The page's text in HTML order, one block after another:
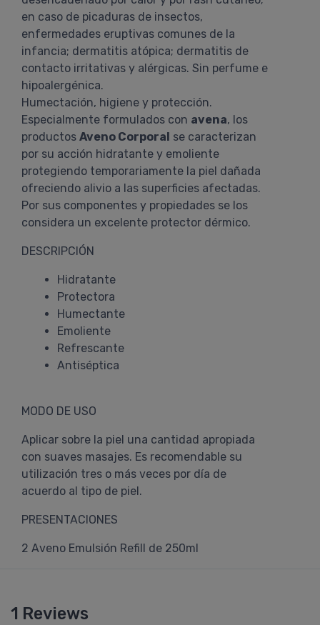
en caso de picaduras de insectos,
enfermedades eruptivas comunes de la
infancia; dermatitis atópica; dermatitis de
contacto irritativas y alérgicas. Sin perfume e
hipoalergénica.
Humectación, higiene y protección.
Especialmente formulados con avena, los
productos Aveno Corporal se caracterizan
por su acción hidratante y emoliente
protegiendo temporariamente la piel dañada
ofreciendo alivio a las superficies afectadas.
Por sus componentes y propiedades se los
considera un excelente protector dérmico.
DESCRIPCIÓN
Hidratante
Protectora
Humectante
Emoliente
Refrescante
Antiséptica
MODO DE USO
Aplicar sobre la piel una cantidad apropiada
con suaves masajes. Es recomendable su
utilización tres o más veces por día de
acuerdo al tipo de piel.
PRESENTACIONES
2 Aveno Emulsión Refill de 250ml
1 Reviews